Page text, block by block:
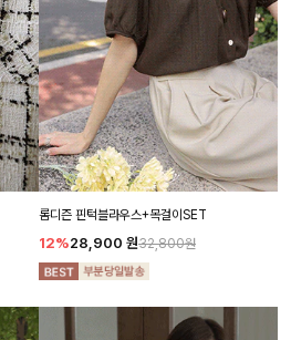
롬디즌 핀턱블라우스+목걸이SET
12%28,900 원32,800원